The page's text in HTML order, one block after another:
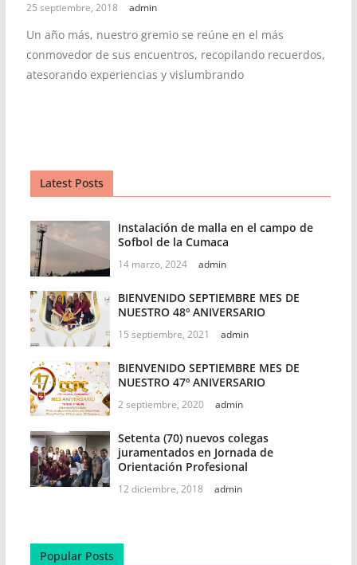
25 septiembre, 2018 admin
Un año más, nuestro gremio se reúne en el más
conmovedor de sus encuentros, recopilando recuerdos,
atesorando experiencias y vislumbrando
Latest Posts
Instalación de malla en el campo de
Sofbol de la Cumaca
14 marzo, 2024 admin
BIENVENIDO SEPTIEMBRE MES DE
NUESTRO 48º ANIVERSARIO
15 septiembre, 2021 admin
BIENVENIDO SEPTIEMBRE MES DE
NUESTRO 47º ANIVERSARIO
2 septiembre, 2020 admin
Setenta (70) nuevos colegas
juramentados en Jornada de
Orientación Profesional
12 diciembre, 2018 admin
Popular Posts